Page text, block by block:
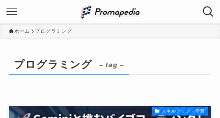
ホーム プログラミング
プログラミング – tag –
スキルアップ・学習